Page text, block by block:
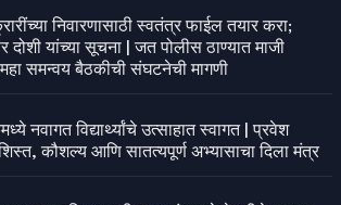
निवारणासाठी स्वतंत्र फाईल तयार करा;
दोशी यांच्या सूचना | जत पोलीस ठाण्यात माजी
समन्वय बैठकीची संघटनेची मागणी
नवागत विद्यार्थ्यांचे उत्साहात स्वागत | प्रवेश
कौशल्य आणि सातत्यपूर्ण अभ्यासाचा दिला मंत्र